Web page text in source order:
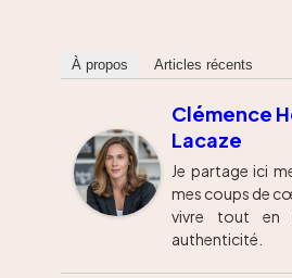
À propos Articles récents
Clémence
Lacaze
Je partage ici
mes coups de
vivre tout en
authenticité.